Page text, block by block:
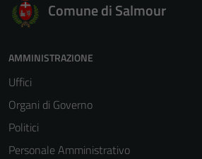
Comune di Salmour
AMMINISTRAZIONE
Uffici
Organi di Governo
Politici
Personale Amministrativo